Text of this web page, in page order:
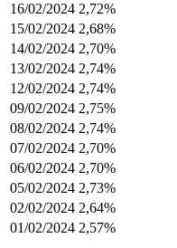
16/02/2024 2,72%
15/02/2024 2,68%
14/02/2024 2,70%
13/02/2024 2,74%
12/02/2024 2,74%
09/02/2024 2,75%
08/02/2024 2,74%
07/02/2024 2,70%
06/02/2024 2,70%
05/02/2024 2,73%
02/02/2024 2,64%
01/02/2024 2,57%